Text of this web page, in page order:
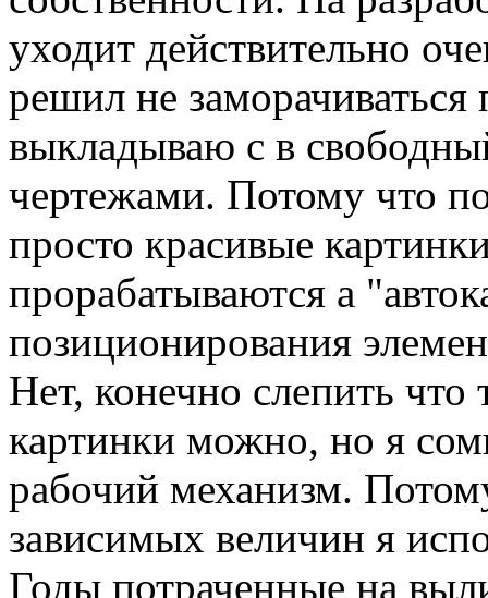
уходит действительно
решил не заморачиваться
выкладываю с в
чертежами. Потому что
просто красивые
прорабатываются а
позиционирования
Нет, конечно слепить
картинки можно, но я
рабочий механизм.
зависимых величин я
Годы потраченные на